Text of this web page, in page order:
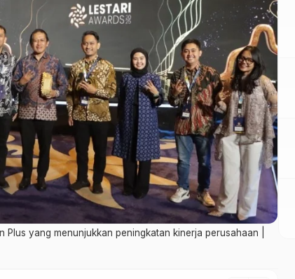
yang menunjukkan peningkatan kinerja perusahaan |